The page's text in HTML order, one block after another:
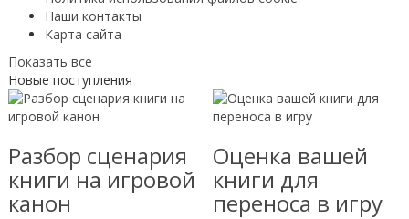
Наши контакты
Карта сайта
Показать все
Новые поступления
Разбор сценария
книги на игровой
канон
Оценка вашей
книги для
переноса в игру